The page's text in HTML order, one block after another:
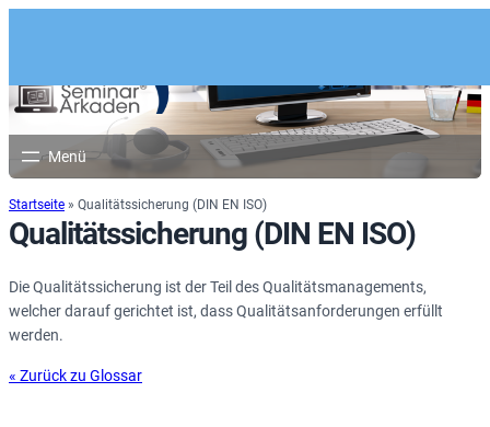
Startseite » Qualitätssicherung (DIN EN ISO)
Qualitätssicherung (DIN EN ISO)
Die Qualitätssicherung ist der Teil des Qualitätsmanagements,
welcher darauf gerichtet ist, dass Qualitätsanforderungen erfüllt
werden.
« Zurück zu Glossar